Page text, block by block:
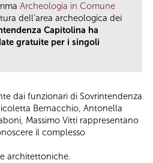
Archeologia in Comune
dell’area archeologica dei
Capitolina ha
gratuite per i singoli
dai funzionari di Sovrintendenza
Bernacchio, Antonella
Massimo Vitti rappresentano
il complesso
architettoniche.